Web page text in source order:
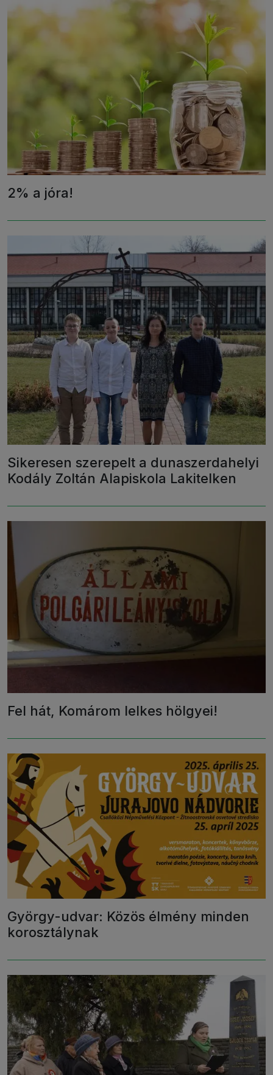
2% a jóra!
Sikeresen szerepelt a dunaszerdahelyi
Kodály Zoltán Alapiskola Lakitelken
Fel hát, Komárom lelkes hölgyei!
György-udvar: Közös élmény minden
korosztálynak